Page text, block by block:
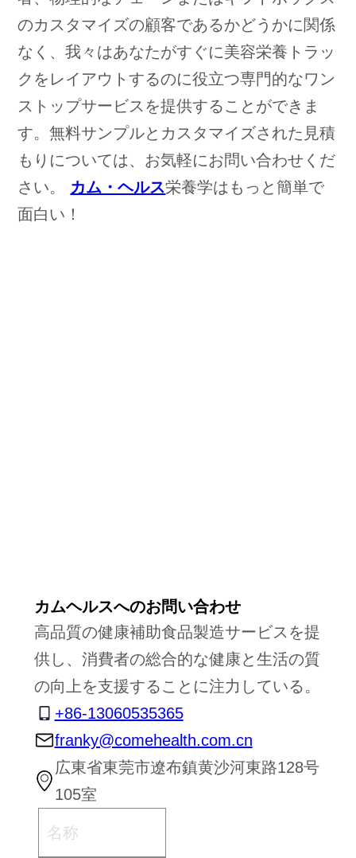
のカスタマイズの顧客であるかどうかに関係
なく、我々はあなたがすぐに美容栄養トラッ
クをレイアウトするのに役立つ専門的なワン
ストップサービスを提供することができま
す。無料サンプルとカスタマイズされた見積
もりについては、お気軽にお問い合わせくだ
さい。 カム・ヘルス栄養学はもっと簡単で
面白い！
カムヘルスへのお問い合わせ
高品質の健康補助食品製造サービスを提
供し、消費者の総合的な健康と生活の質
の向上を支援することに注力している。
+86-13060535365
franky@comehealth.com.cn
広東省東莞市遼布鎮黄沙河東路128号
105室